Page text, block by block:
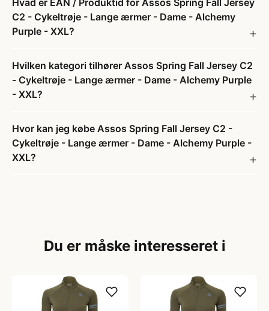
Hvad er EAN / Produktid for Assos Spring Fall Jersey
C2 - Cykeltrøje - Lange ærmer - Dame - Alchemy
Purple - XXL?
Hvilken kategori tilhører Assos Spring Fall Jersey C2
- Cykeltrøje - Lange ærmer - Dame - Alchemy Purple
- XXL?
Hvor kan jeg købe Assos Spring Fall Jersey C2 -
Cykeltrøje - Lange ærmer - Dame - Alchemy Purple -
XXL?
Du er måske interesseret i